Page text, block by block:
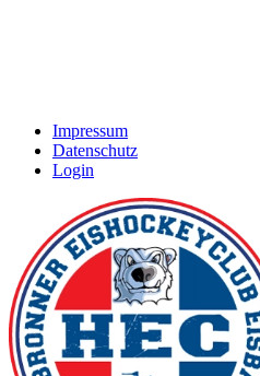
Impressum
Datenschutz
Login